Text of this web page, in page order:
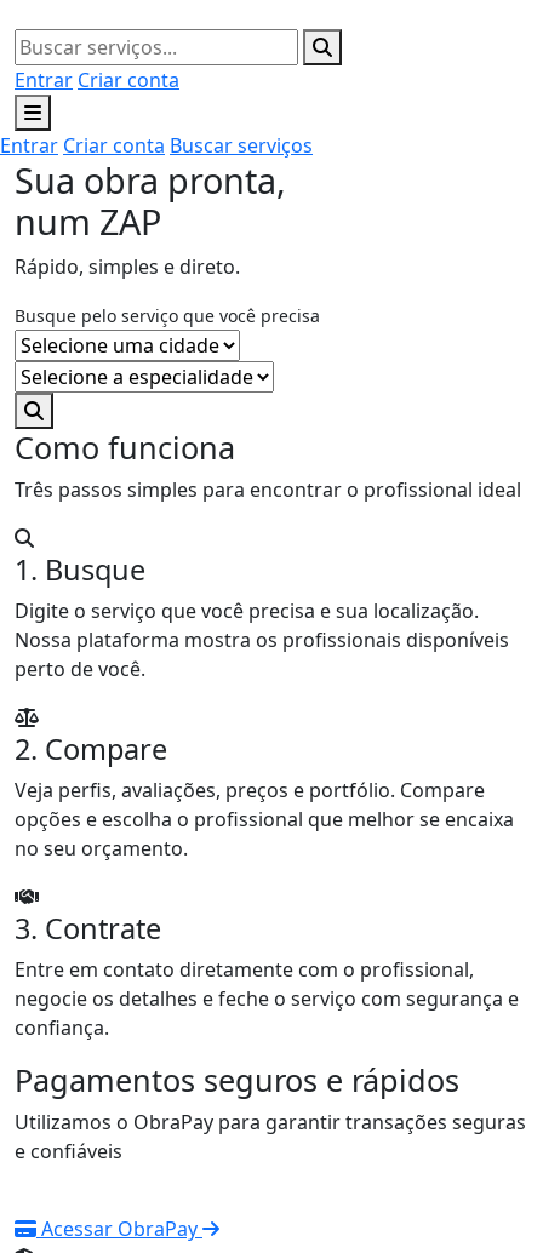
Entrar Criar conta
Entrar Criar conta Buscar serviços
Sua obra pronta,
num ZAP
Rápido, simples e direto.
Busque pelo serviço que você precisa
Como funciona
Três passos simples para encontrar o profissional ideal
1. Busque
Digite o serviço que você precisa e sua localização.
Nossa plataforma mostra os profissionais disponíveis
perto de você.
2. Compare
Veja perfis, avaliações, preços e portfólio. Compare
opções e escolha o profissional que melhor se encaixa
no seu orçamento.
3. Contrate
Entre em contato diretamente com o profissional,
negocie os detalhes e feche o serviço com segurança e
confiança.
Pagamentos seguros e rápidos
Utilizamos o ObraPay para garantir transações seguras
e confiáveis
Acessar ObraPay